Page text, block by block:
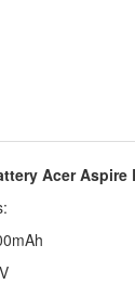
Acer Aspire